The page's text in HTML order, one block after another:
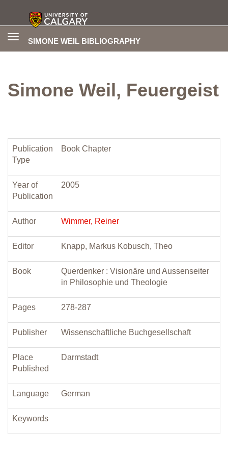
SIMONE WEIL BIBLIOGRAPHY
Toggle
Simone Weil, Feuergeist
Publication
Type
Book Chapter
Year of
Publication
2005
Author Wimmer, Reiner
Editor Knapp, Markus Kobusch, Theo
Book
Querdenker : Visionäre und Aussenseiter
in Philosophie und Theologie
Pages 278-287
Publisher Wissenschaftliche Buchgesellschaft
Place
Published
Darmstadt
Language German
Keywords